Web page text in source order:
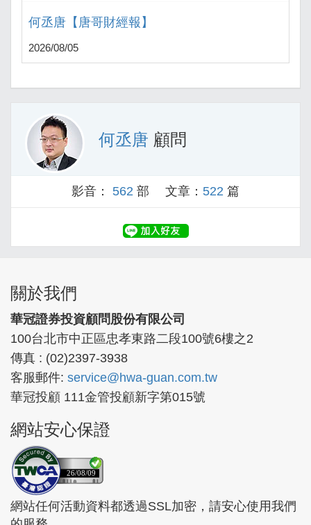
何丞唐【唐哥財經報】
2026/08/05
何丞唐 顧問
影音： 562 部 文章： 522 篇
關於我們
華冠證券投資顧問股份有限公司
100台北市中正區忠孝東路二段100號6樓之2
傳真 : (02)2397-3938
客服郵件: service@hwa-guan.com.tw
華冠投顧 111金管投顧新字第015號
網站安心保證
26/08/09
網站任何活動資料都透過SSL加密，請安心使用我們